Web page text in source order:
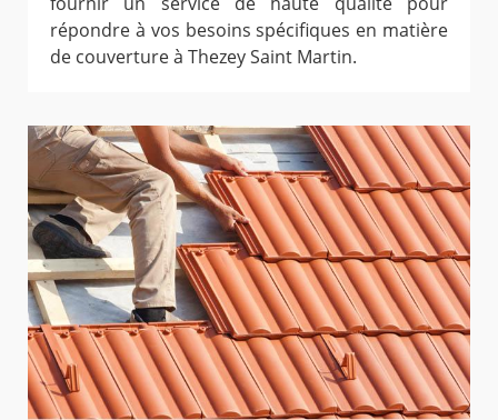
répondre à vos besoins spécifiques en matière
de couverture à Thezey Saint Martin.